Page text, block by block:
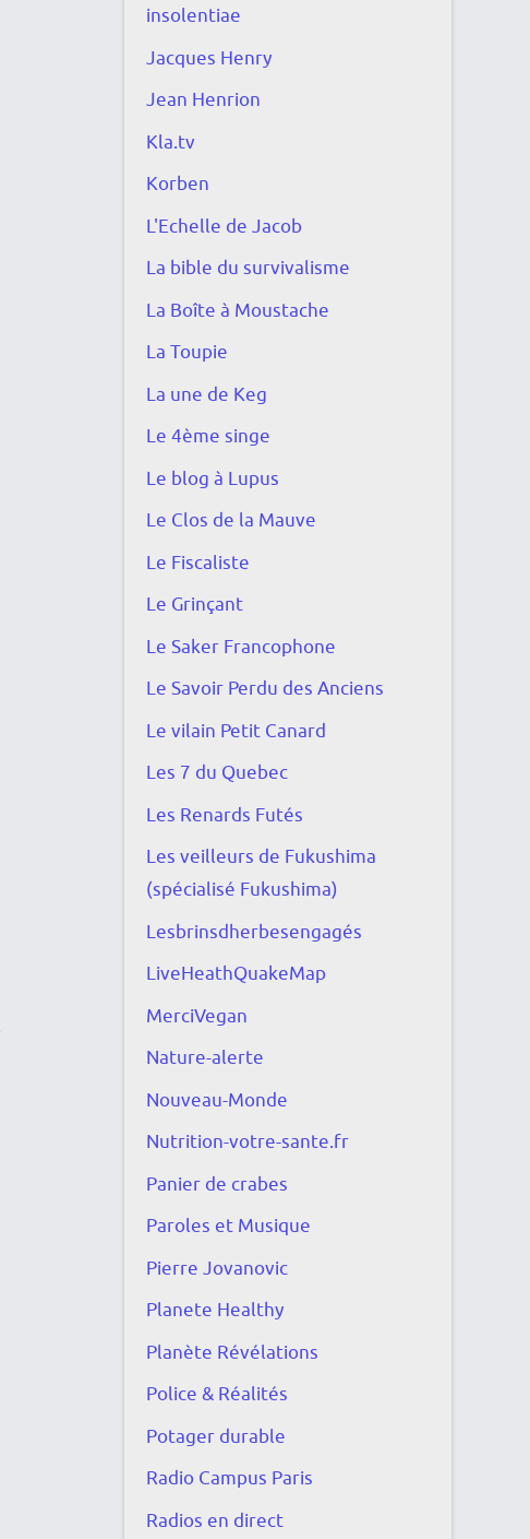
insolentiae
Jacques Henry
Jean Henrion
Kla.tv
Korben
L'Echelle de Jacob
La bible du survivalisme
La Boîte à Moustache
La Toupie
La une de Keg
Le 4ème singe
Le blog à Lupus
Le Clos de la Mauve
Le Fiscaliste
Le Grinçant
Le Saker Francophone
Le Savoir Perdu des Anciens
Le vilain Petit Canard
Les 7 du Quebec
Les Renards Futés
Les veilleurs de Fukushima
(spécialisé Fukushima)
Lesbrinsdherbesengagés
LiveHeathQuakeMap
MerciVegan
Nature-alerte
Nouveau-Monde
Nutrition-votre-sante.fr
Panier de crabes
Paroles et Musique
Pierre Jovanovic
Planete Healthy
Planète Révélations
Police & Réalités
Potager durable
Radio Campus Paris
Radios en direct